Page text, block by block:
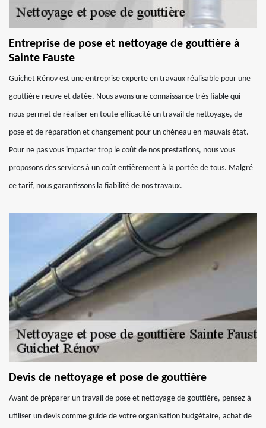
Entreprise de pose et nettoyage de gouttière à
Sainte Fauste
Guichet Rénov est une entreprise experte en travaux réalisable pour une
gouttière neuve et datée. Nous avons une connaissance très fiable qui
nous permet de réaliser en toute efficacité un travail de nettoyage, de
pose et de réparation et changement pour un chéneau en mauvais état.
Pour ne pas vous impacter trop le coût de nos prestations, nous vous
proposons des services à un coût entièrement à la portée de tous. Malgré
ce tarif, nous garantissons la fiabilité de nos travaux.
Devis de nettoyage et pose de gouttière
Avant de préparer un travail de pose et nettoyage de gouttière, pensez à
utiliser un devis comme guide de votre organisation budgétaire, achat de